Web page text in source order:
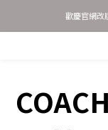
歡慶官網改
歡慶官網改
新會員 立即
歡慶官網改